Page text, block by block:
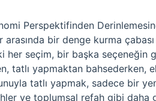
Perspektifinden
arasında bir denge kurma
seçim, bir başka seçeneğin
tatlı yapmaktan bahsederken,
tatlı yapmak, sadece bir
ve toplumsal refah gibi daha